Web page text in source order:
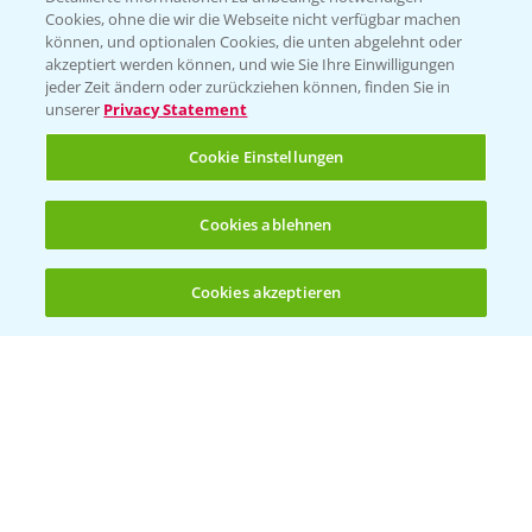
(noch 4)
KONTAKT
Hilfe in Notfällen
T.+49 (0)214/30-20220
Folgen Sie uns
Cookies, ohne die wir die Webseite nicht verfügbar machen
können, und optionalen Cookies, die unten abgelehnt oder
akzeptiert werden können, und wie Sie Ihre Einwilligungen
jeder Zeit ändern oder zurückziehen können, finden Sie in
unserer Privacy Statement
Cookie Einstellungen
Cookies ablehnen
Cookies akzeptieren